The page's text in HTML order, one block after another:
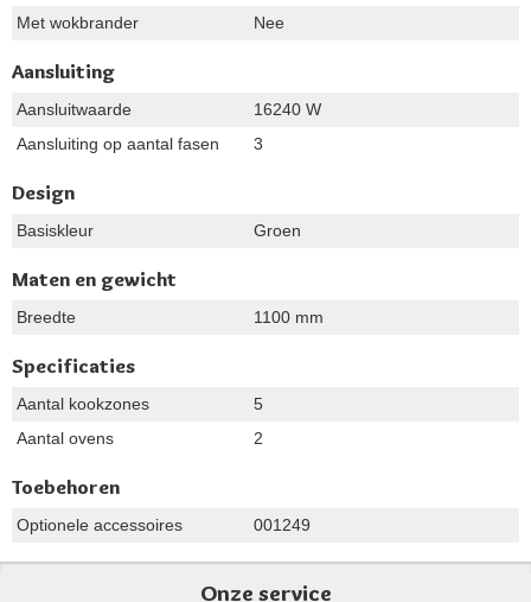
Met wokbrander Nee
Aansluiting
Aansluitwaarde
16240 W
Aansluiting op aantal fasen
3
Design
Basiskleur Groen
Maten en gewicht
Breedte 1100 mm
Specificaties
Aantal kookzones
5
Aantal ovens
2
Toebehoren
Optionele accessoires 001249
Onze service